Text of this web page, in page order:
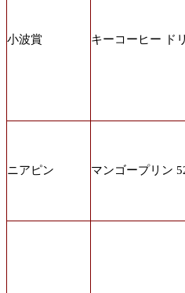
小波賞 キーコーヒー ド
ニアピン マンゴープリン